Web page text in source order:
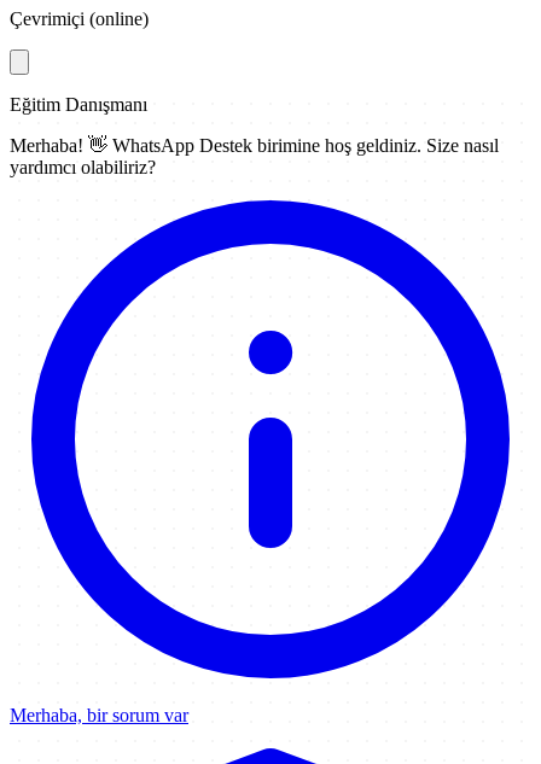
Çevrimiçi (online)
Eğitim Danışmanı
Merhaba! 👋 WhatsApp Destek birimine hoş geldiniz. Size nasıl
yardımcı olabiliriz?
Merhaba, bir sorum var